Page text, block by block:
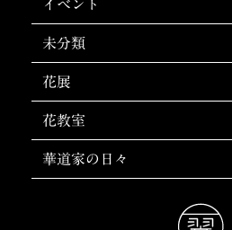
イベント
未分類
花展
花教室
華道家の日々